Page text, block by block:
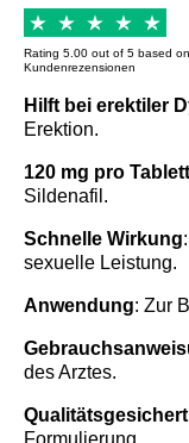
Rating 5.00 out of 5 based
Kundenrezensionen
Hilft bei erektiler
Erektion.
120 mg pro
Sildenafil.
Schnelle Wirkung
sexuelle Leistung.
Anwendung: Zur
des Arztes.
Qualitätsgesichert